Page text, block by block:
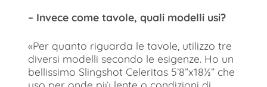
– Invece come tavole, quali modelli usi?
«Per quanto riguarda le tavole, utilizzo tre
diversi modelli secondo le esigenze. Ho un
bellissimo Slingshot Celeritas 5’8”x18½” che